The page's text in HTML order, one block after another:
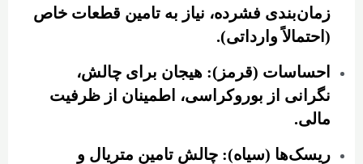
زمان‌بندی فشرده، نیاز به تامین قطعات خاص
(احتمالاً وارداتی).
احساسات (قرمز): هیجان برای چالش،
نگرانی از بوروکراسی، اطمینان از ظرفیت
مالی.
ریسک‌ها (سیاه): چالش تامین متریال و